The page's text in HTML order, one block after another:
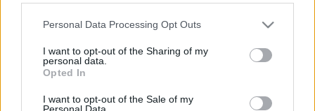
consent section.
Personal Data Processing Opt Outs
I want to opt-out of the Sharing of my
personal data.
Opted In
I want to opt-out of the Sale of my
Jeudi 13 mars 2025
18h45